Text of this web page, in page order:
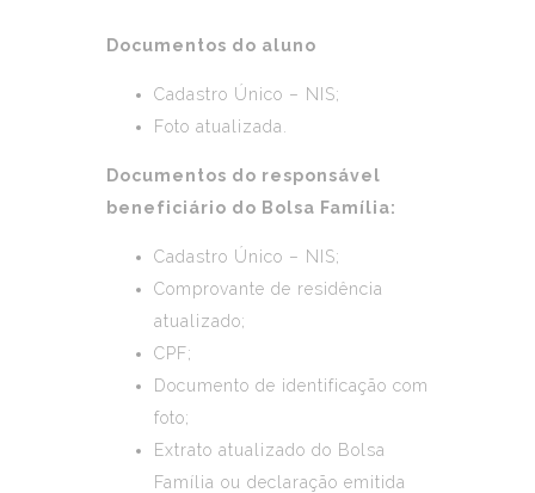
Documentos do aluno
Cadastro Único – NIS;
Foto atualizada.
Documentos do responsável
beneficiário do Bolsa Família:
Cadastro Único – NIS;
Comprovante de residência
atualizado;
CPF;
Documento de identificação com
foto;
Extrato atualizado do Bolsa
Família ou declaração emitida